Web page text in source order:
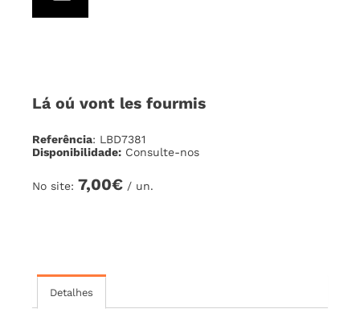
Lá oú vont les fourmis
Referência: LBD7381
Disponibilidade: Consulte-nos
No site: 7,00€ / un.
Detalhes